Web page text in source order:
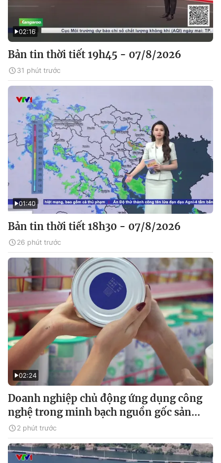
02:16
Bản tin thời tiết 19h45 - 07/8/2026
31 phút trước
01:40
Bản tin thời tiết 18h30 - 07/8/2026
26 phút trước
02:24
Doanh nghiệp chủ động ứng dụng công
nghệ trong minh bạch nguồn gốc sản...
2 phút trước